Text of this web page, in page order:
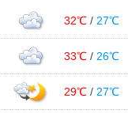
32℃ / 27℃
33℃ / 26℃
29℃ / 27℃